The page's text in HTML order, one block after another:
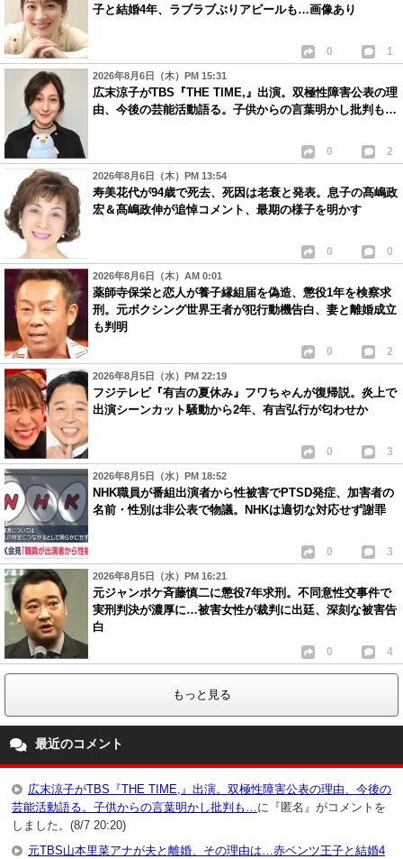
子と結婚4年、ラブラブぶりアピールも…画像あり
0 1
2026年8月6日（木）PM 15:31
広末涼子がTBS『THE TIME,』出演。双極性障害公表の理
由、今後の芸能活動語る。子供からの言葉明かし批判も…
0 2
2026年8月6日（木）PM 13:54
寿美花代が94歳で死去、死因は老衰と発表。息子の髙嶋政
宏＆髙嶋政伸が追悼コメント、最期の様子を明かす
0 0
2026年8月6日（木）AM 0:01
薬師寺保栄と恋人が養子縁組届を偽造、懲役1年を検察求
刑。元ボクシング世界王者が犯行動機告白、妻と離婚成立
も判明
0 2
2026年8月5日（水）PM 22:19
フジテレビ『有吉の夏休み』フワちゃんが復帰説。炎上で
出演シーンカット騒動から2年、有吉弘行が匂わせか
0 3
2026年8月5日（水）PM 18:52
NHK職員が番組出演者から性被害でPTSD発症、加害者の
名前・性別は非公表で物議。NHKは適切な対応せず謝罪
0 3
2026年8月5日（水）PM 16:21
元ジャンポケ斉藤慎二に懲役7年求刑。不同意性交事件で
実刑判決が濃厚に…被害女性が裁判に出廷、深刻な被害告
白
0 4
もっと見る
最近のコメント
広末涼子がTBS『THE TIME,』出演。双極性障害公表の理由、今後の
芸能活動語る。子供からの言葉明かし批判も… に『匿名』がコメントを
しました。(8/7 20:20)
元TBS山本里菜アナが夫と離婚、その理由は…赤ベンツ王子と結婚4